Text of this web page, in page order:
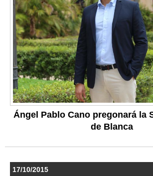
Ángel Pablo Cano pregonará la
de Blanca
17/10/2015